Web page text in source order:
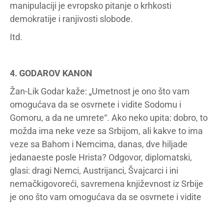
manipulaciji je evropsko pitanje o krhkosti
demokratije i ranjivosti slobode.
Itd.
4. GODAROV KANON
Žan-Lik Godar kaže: „Umetnost je ono što vam
omogućava da se osvrnete i vidite Sodomu i
Gomoru, a da ne umrete“. Ako neko upita: dobro, to
možda ima neke veze sa Srbijom, ali kakve to ima
veze sa Bahom i Nemcima, danas, dve hiljade
jedanaeste posle Hrista? Odgovor, diplomatski,
glasi: dragi Nemci, Austrijanci, Švajcarci i ini
nemačkigovoreći, savremena književnost iz Srbije
je ono što vam omogućava da se osvrnete i vidite